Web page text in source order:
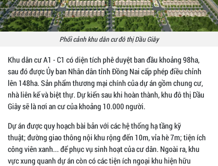
Phối cảnh khu dân cư đô thị Dầu Giây
Khu dân cư A1 - C1 có diện tích phê duyệt ban đầu khoảng 98ha,
sau đó được Ủy ban Nhân dân tỉnh Đồng Nai cấp phép điều chỉnh
lên 148ha. Sản phẩm thương mại chính của dự án gồm chung cư,
nhà liên kế và biệt thự. Dự kiến sau khi hoàn thành, khu đô thị Dầu
Giây sẽ là nơi an cư của khoảng 10.000 người.
Dự án được quy hoạch bài bản với các hệ thống hạ tầng kỹ
thuật; đường giao thông nội khu rộng đến 10m, vỉa hè 7m; tiện ích
công viên xanh... để phục vụ sinh hoạt của cư dân. Ngoài ra, khu
vực xung quanh dự án còn có các tiện ích ngoại khu hiện hữu